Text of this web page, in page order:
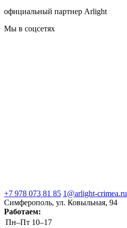
официальный партнер Arlight
Мы в соцсетях
+7 978 073 81 85 1@arlight-crimea.ru
Симферополь, ул. Ковыльная, 94
Работаем:
Пн–Пт 10–17